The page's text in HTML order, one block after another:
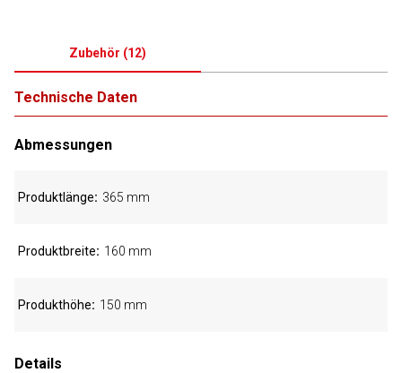
Zubehör (12)
Technische Daten
Abmessungen
Produktlänge 365 mm
Produktbreite 160 mm
Produkthöhe 150 mm
Details